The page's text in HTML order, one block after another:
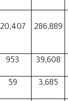
286,889
20,407
39,608
953
3,685
59